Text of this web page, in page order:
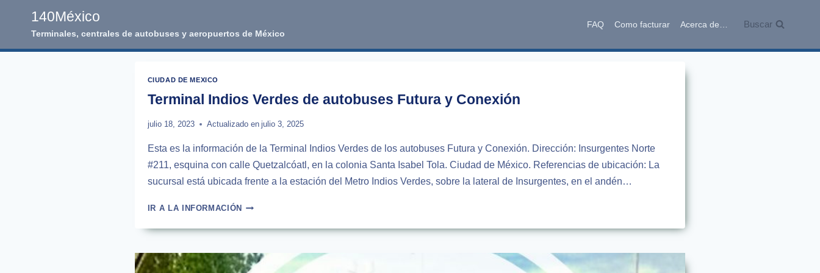
140México
Terminales, centrales de autobuses y aeropuertos de México
FAQ Como facturar Acerca de… Buscar
CIUDAD DE MEXICO
Terminal Indios Verdes de autobuses Futura y Conexión
julio 18, 2023 Actualizado en julio 3, 2025
Esta es la información de la Terminal Indios Verdes de los autobuses Futura y Conexión. Dirección: Insurgentes Norte
#211, esquina con calle Quetzalcóatl, en la colonia Santa Isabel Tola. Ciudad de México. Referencias de ubicación: La
sucursal está ubicada frente a la estación del Metro Indios Verdes, sobre la lateral de Insurgentes, en el andén…
IR A LA INFORMACIÓNTERMINAL
VERDES
AUTOBUSES
FUTURA